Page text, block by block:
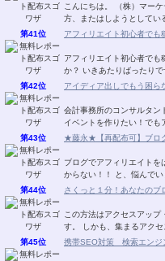
こんにちは。 （株）マー
方、またはしようとしてい
第41位
アフィリエイト初心者でも
アフィリエイト初心者で
か？ いきあたりばったり
第42位
アイディア出しでもう困ら
会計事務所のコンサルタ
イベントを作りたい！でも
第43位
★藤永★【再配布可】ブロ
ブログでアフィリエイト
からない！！ と、悩んで
第44位
さくっと１分！あなたのブ
この方法はアクセスアッ
す。 しかも、集まるアク
第45位
携帯SEO対策 検索エンジ